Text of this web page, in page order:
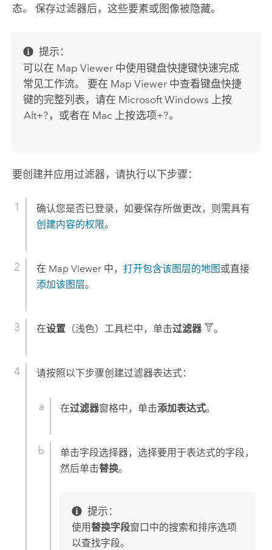
态。 保存过滤器后，这些要素或图像被隐藏。
提示：
可以在 Map Viewer 中使用键盘快捷键快速完成
常见工作流。 要在 Map Viewer 中查看键盘快捷
键的完整列表，请在 Microsoft Windows 上按
Alt+? ，或者在 Mac 上按选项+?。
要创建并应用过滤器，请执行以下步骤：
确认您是否已登录，如要保存所做更改，则需具有
创建内容的权限。
在 Map Viewer中， 打开包含该图层的地图 或直接
添加该图层。
在设置（浅色）工具栏中，单击过滤器 。
请按照以下步骤创建过滤器表达式：
在过滤器窗格中，单击添加表达式。
单击字段选择器，选择要用于表达式的字段，
然后单击替换。
提示：
使用替换字段窗口中的搜索和排序选项
以查找字段。